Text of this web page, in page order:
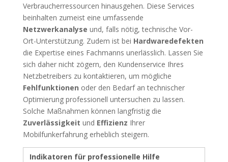
Verbraucherressourcen hinausgehen. Diese Services
beinhalten zumeist eine umfassende
Netzwerkanalyse und, falls nötig, technische Vor-
Ort-Unterstützung. Zudem ist bei Hardwaredefekten
die Expertise eines Fachmanns unerlässlich. Lassen Sie
sich daher nicht zögern, den Kundenservice Ihres
Netzbetreibers zu kontaktieren, um mögliche
Fehlfunktionen oder den Bedarf an technischer
Optimierung professionell untersuchen zu lassen.
Solche Maßnahmen können langfristig die
Zuverlässigkeit und Effizienz Ihrer
Mobilfunkerfahrung erheblich steigern.
Indikatoren für professionelle Hilfe